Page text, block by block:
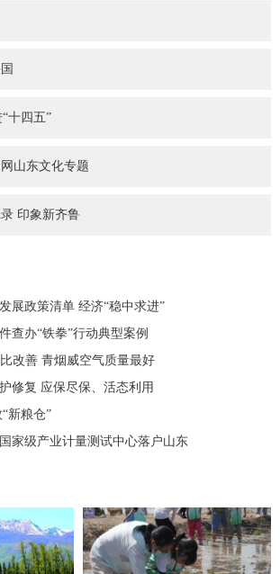
十四五”
山东文化专题
录 印象新齐鲁
展政策清单 经济“稳中求进”
查办“铁拳”行动典型案例
改善 青烟威空气质量最好
修复 应保尽保、活态利用
新粮仓”
家级产业计量测试中心落户山东